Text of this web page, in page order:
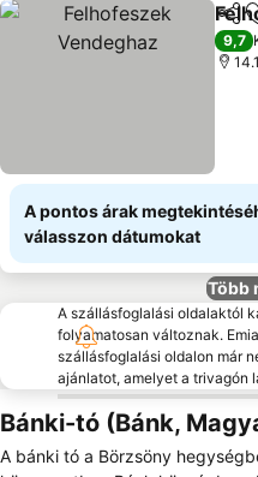
9,7
A pontos árak
válasszon dátumokat
Több
A szállásfoglalási oldalaktól
folyamatosan változnak.
szállásfoglalási oldalon már
ajánlatot, amelyet a trivagón
Bánki-tó (Bánk,
A bánki tó a Börzsöny